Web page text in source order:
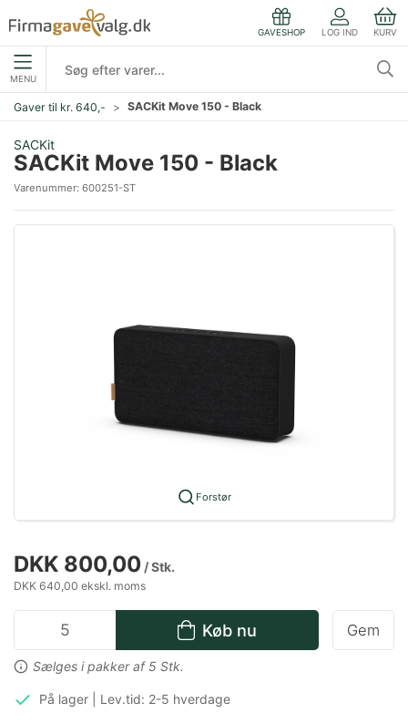
GAVESHOP LOG IND KURV
MENU
Gaver til kr. 640,- SACKit Move 150 - Black
SACKit
SACKit Move 150 - Black
Varenummer: 600251-ST
Forstør
DKK 800,00 / Stk.
DKK 640,00 ekskl. moms
Køb nu
Sælges i pakker af 5 Stk.
Gem
På lager | Lev.tid: 2-5 hverdage